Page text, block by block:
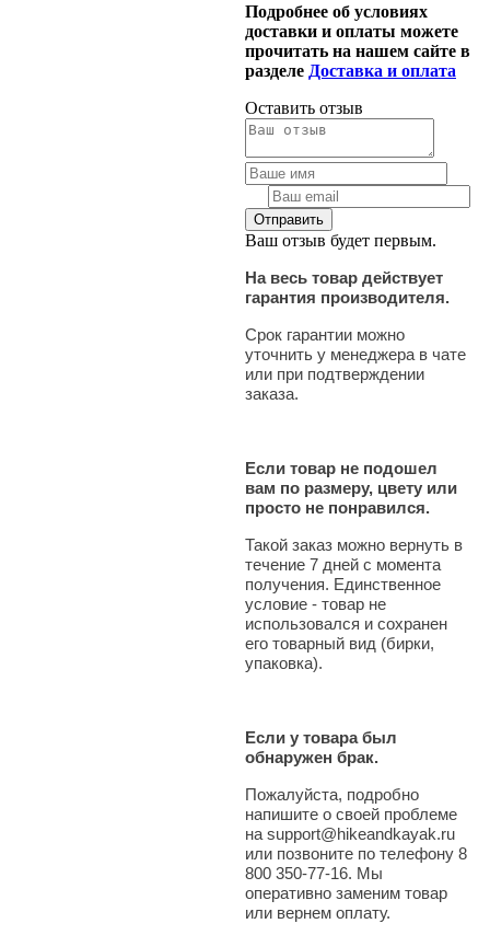
Подробнее об условиях
доставки и оплаты можете
прочитать на нашем сайте в
разделе Доставка и оплата
Оставить отзыв
Ваш отзыв будет первым.
На весь товар действует
гарантия производителя.
Срок гарантии можно
уточнить у менеджера в чате
или при подтверждении
заказа.
Если товар не подошел
вам по размеру, цвету или
просто не понравился.
Такой заказ можно вернуть в
течение 7 дней с момента
получения. Единственное
условие - товар не
использовался и сохранен
его товарный вид (бирки,
упаковка).
Если у товара был
обнаружен брак.
Пожалуйста, подробно
напишите о своей проблеме
на support@hikeandkayak.ru
или позвоните по телефону 8
800 350-77-16. Мы
оперативно заменим товар
или вернем оплату.